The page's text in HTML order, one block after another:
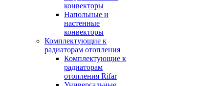
конвекторы
Напольные и
настенные
конвекторы
Комплектующие к
радиаторам отопления
Комплектующие к
радиаторам
отопления Rifar